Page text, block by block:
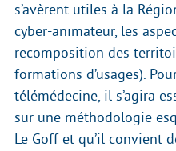
s’avèrent utiles à la
cyber-animateur, les
recomposition des
formations d’usages).
télémédecine, il s’agira
sur une méthodologie
Le Goff et qu’il convient